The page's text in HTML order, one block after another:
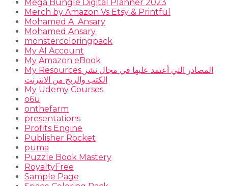
Mega Bungle Digital Planner 2023
Merch by Amazon Vs Etsy & Printful
Mohamed A. Ansary
Mohamed Ansary
monstercoloringpack
My AI Account
My Amazon eBook
My Resources المصادر التي أعتمد عليها في مجال نشر
الكتب والربح من الانترنت
My Udemy Courses
o6u
onthefarm
presentations
Profits Engine
Publisher Rocket
puma
Puzzle Book Mastery
RoyaltyFree
Sample Page